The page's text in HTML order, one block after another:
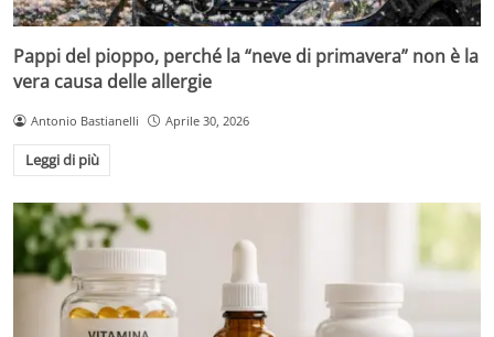
Pappi del pioppo, perché la “neve di primavera” non è la
vera causa delle allergie
Antonio Bastianelli Aprile 30, 2026
Leggi di più